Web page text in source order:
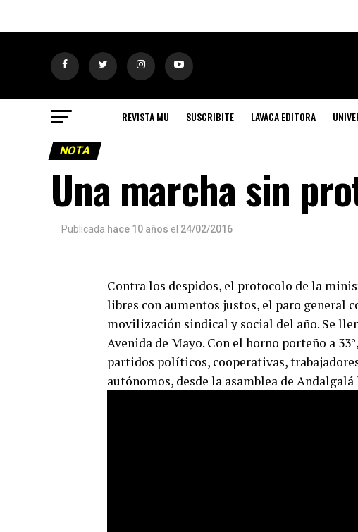
REVISTA MU SUSCRIBITE LAVACA EDITORA
NOTA
Una marcha sin
Publicada hace 10 años el 24/02/2016
Contra los despidos, el protocolo de la
libres con aumentos justos, el paro general
movilización sindical y social del año. Se
Avenida de Mayo. Con el horno porteño a
partidos políticos, cooperativas,
autónomos, desde la asamblea de